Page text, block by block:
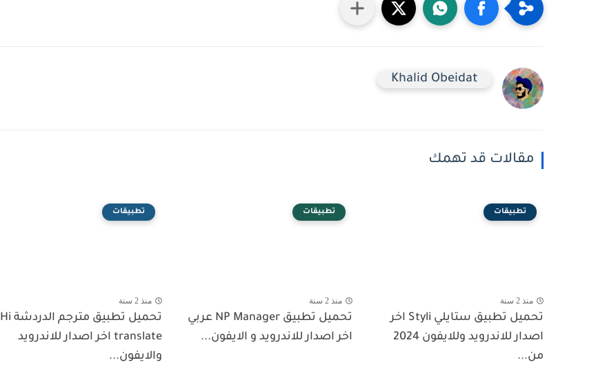
Khalid Obeidat
مقالات قد تهمك
تطبيقات
منذ 2 سنة
تحميل تطبيق ستايلي Styli اخر
اصدار للاندرويد وللايفون 2024
من...
تطبيقات
منذ 2 سنة
تحميل تطبيق NP Manager عربي
اخر اصدار للاندرويد و الايفون...
تطبيقات
منذ 2 سنة
تحميل تطبيق مترجم الدردشة Hi
translate اخر اصدار للاندرويد
والايفون...